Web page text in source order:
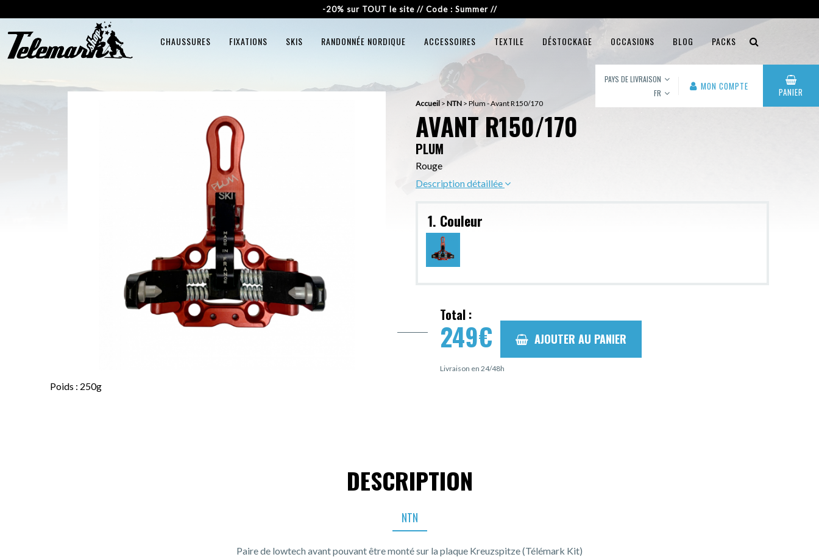
-20% sur TOUT le site // Code : Summer //
CHAUSSURES FIXATIONS SKIS RANDONNÉE NORDIQUE ACCESSOIRES TEXTILE DÉSTOCKAGE OCCASIONS BLOG PACKS
PAYS DE LIVRAISON
FR
MON COMPTE PANIER
Poids : 250g
Accueil > NTN > Plum - Avant R150/170
AVANT R150/170
PLUM
Rouge
Description détaillée
1. Couleur
Total :
249€ AJOUTER AU PANIER
Livraison en 24/48h
DESCRIPTION
NTN
Paire de lowtech avant pouvant être monté sur la plaque Kreuzspitze (Télémark Kit)